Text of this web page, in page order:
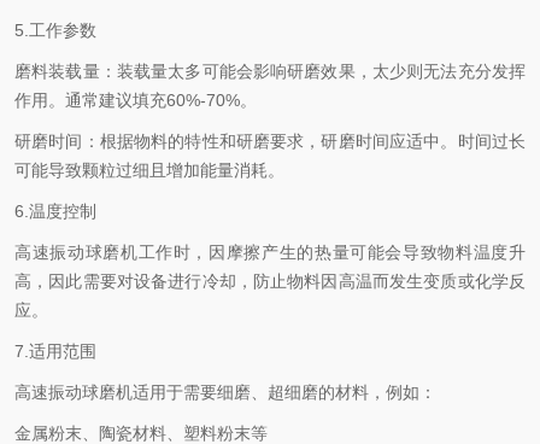
5.工作参数
磨料装载量：装载量太多可能会影响研磨效果，太少则无法充分发挥
作用。通常建议填充60%-70%。
研磨时间：根据物料的特性和研磨要求，研磨时间应适中。时间过长
可能导致颗粒过细且增加能量消耗。
6.温度控制
高速振动球磨机工作时，因摩擦产生的热量可能会导致物料温度升
高，因此需要对设备进行冷却，防止物料因高温而发生变质或化学反
应。
7.适用范围
高速振动球磨机适用于需要细磨、超细磨的材料，例如：
金属粉末、陶瓷材料、塑料粉末等